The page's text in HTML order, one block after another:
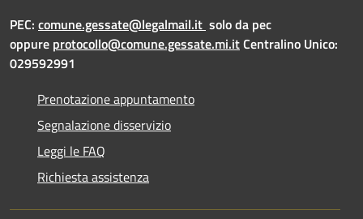
PEC: comune.gessate@legalmail.it solo da pec
oppure protocollo@comune.gessate.mi.itCentralino Unico:
029592991
Prenotazione appuntamento
Segnalazione disservizio
Leggi le FAQ
Richiesta assistenza